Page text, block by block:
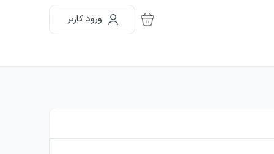
ورود کاربر